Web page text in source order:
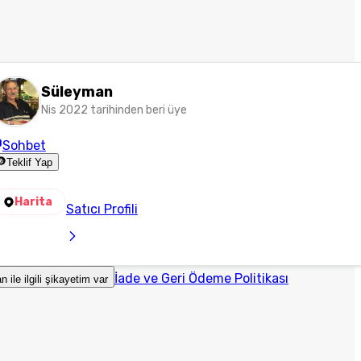
Süleyman
Nis 2022 tarihinden beri üye
Sohbet
Teklif Yap
Harita Satıcı Profili
ile ilgili şikayetim var İade ve Geri Ödeme Politikası